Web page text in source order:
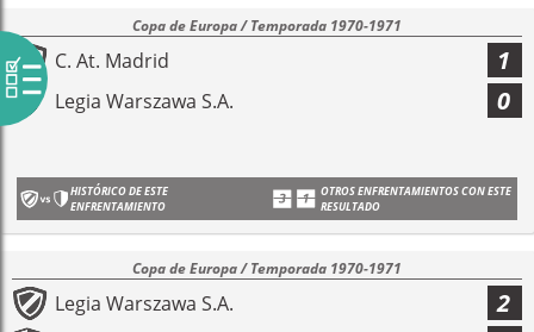
Copa de Europa / Temporada 1970-1971
C. At. Madrid 1
Legia Warszawa S.A. 0
HISTÓRICO DE ESTE
ENFRENTAMIENTO
OTROS ENFRENTAMIENTOS CON ESTE
RESULTADO
Copa de Europa / Temporada 1970-1971
Legia Warszawa S.A. 2